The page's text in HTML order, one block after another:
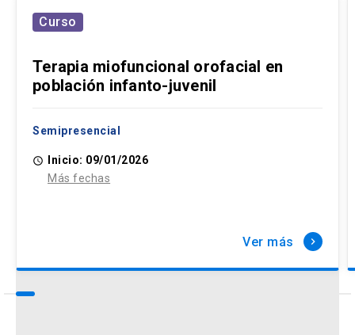
Curso
Terapia miofuncional orofacial en
población infanto-juvenil
Semipresencial
access_time
Inicio: 09/01/2026
Más fechas
Ver más keyboard_arrow_right